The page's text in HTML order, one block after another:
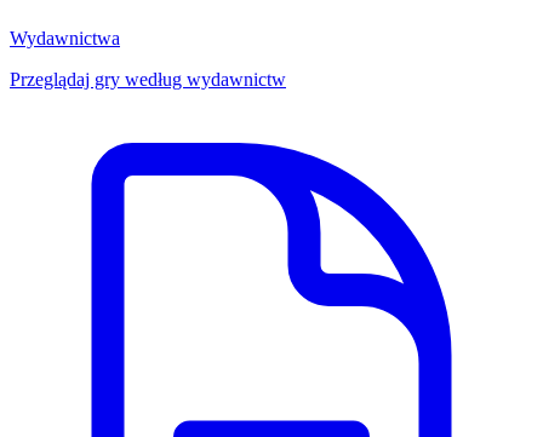
Wydawnictwa
Przeglądaj gry według wydawnictw